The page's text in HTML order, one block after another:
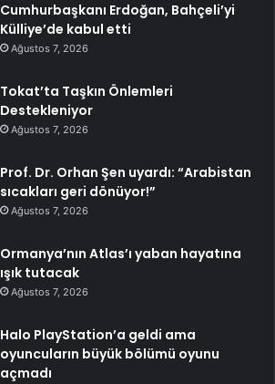
Cumhurbaşkanı Erdoğan, Bahçeli’yi
Külliye’de kabul etti
Ağustos 7, 2026
Tokat’ta Taşkın Önlemleri
Destekleniyor
Ağustos 7, 2026
Prof. Dr. Orhan Şen uyardı: “Arabistan
sıcakları geri dönüyor!”
Ağustos 7, 2026
Ormanya’nın Atlas’ı yaban hayatına
ışık tutacak
Ağustos 7, 2026
Halo PlayStation’a geldi ama
oyuncuların büyük bölümü oyunu
açmadı